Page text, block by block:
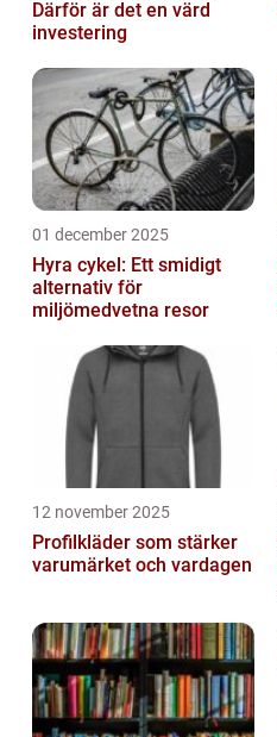
Därför är det en värd
investering
01 december 2025
Hyra cykel: Ett smidigt
alternativ för
miljömedvetna resor
12 november 2025
Profilkläder som stärker
varumärket och vardagen